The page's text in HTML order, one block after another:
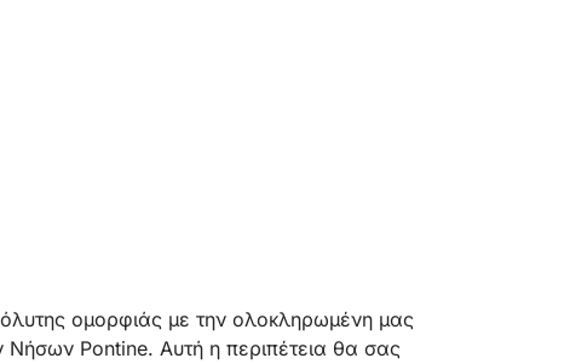
ομορφιάς με την ολοκληρωμένη μας
Νήσων Pontine. Αυτή η περιπέτεια θα σας